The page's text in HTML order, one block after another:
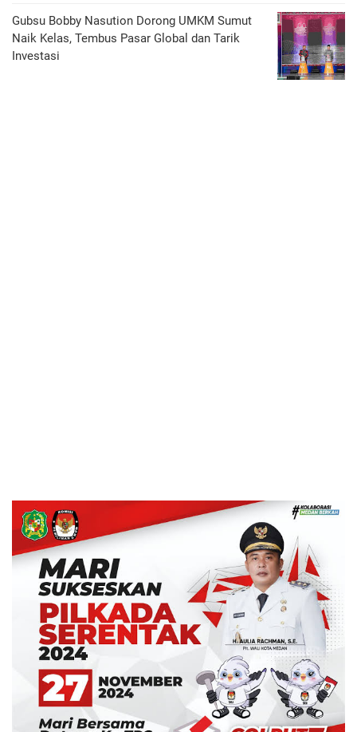
Gubsu Bobby Nasution Dorong UMKM Sumut
Naik Kelas, Tembus Pasar Global dan Tarik
Investasi